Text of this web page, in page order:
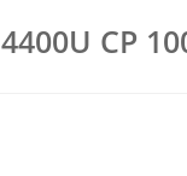
CP